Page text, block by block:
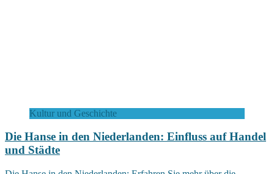
Kultur und Geschichte
Die Hanse in den Niederlanden: Einfluss auf Handel
und Städte